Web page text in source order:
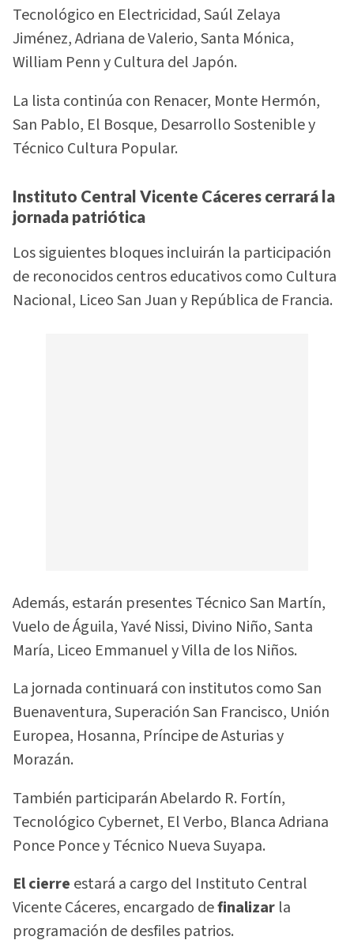
Tecnológico en Electricidad, Saúl Zelaya
Jiménez, Adriana de Valerio, Santa Mónica,
William Penn y Cultura del Japón.
La lista continúa con Renacer, Monte Hermón,
San Pablo, El Bosque, Desarrollo Sostenible y
Técnico Cultura Popular.
Instituto Central Vicente Cáceres cerrará la
jornada patriótica
Los siguientes bloques incluirán la participación
de reconocidos centros educativos como Cultura
Nacional, Liceo San Juan y República de Francia.
Además, estarán presentes Técnico San Martín,
Vuelo de Águila, Yavé Nissi, Divino Niño, Santa
María, Liceo Emmanuel y Villa de los Niños.
La jornada continuará con institutos como San
Buenaventura, Superación San Francisco, Unión
Europea, Hosanna, Príncipe de Asturias y
Morazán.
También participarán Abelardo R. Fortín,
Tecnológico Cybernet, El Verbo, Blanca Adriana
Ponce Ponce y Técnico Nueva Suyapa.
El cierre estará a cargo del Instituto Central
Vicente Cáceres, encargado definalizar la
programación de desfiles patrios.